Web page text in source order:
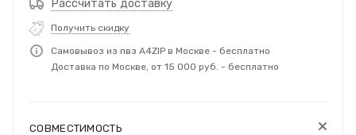
Рассчитать доставку
Получить скидку
Самовывоз из пвз A4ZIP в Москве - бесплатно
Доставка по Москве, от 15 000 руб. - бесплатно
СОВМЕСТИМОСТЬ